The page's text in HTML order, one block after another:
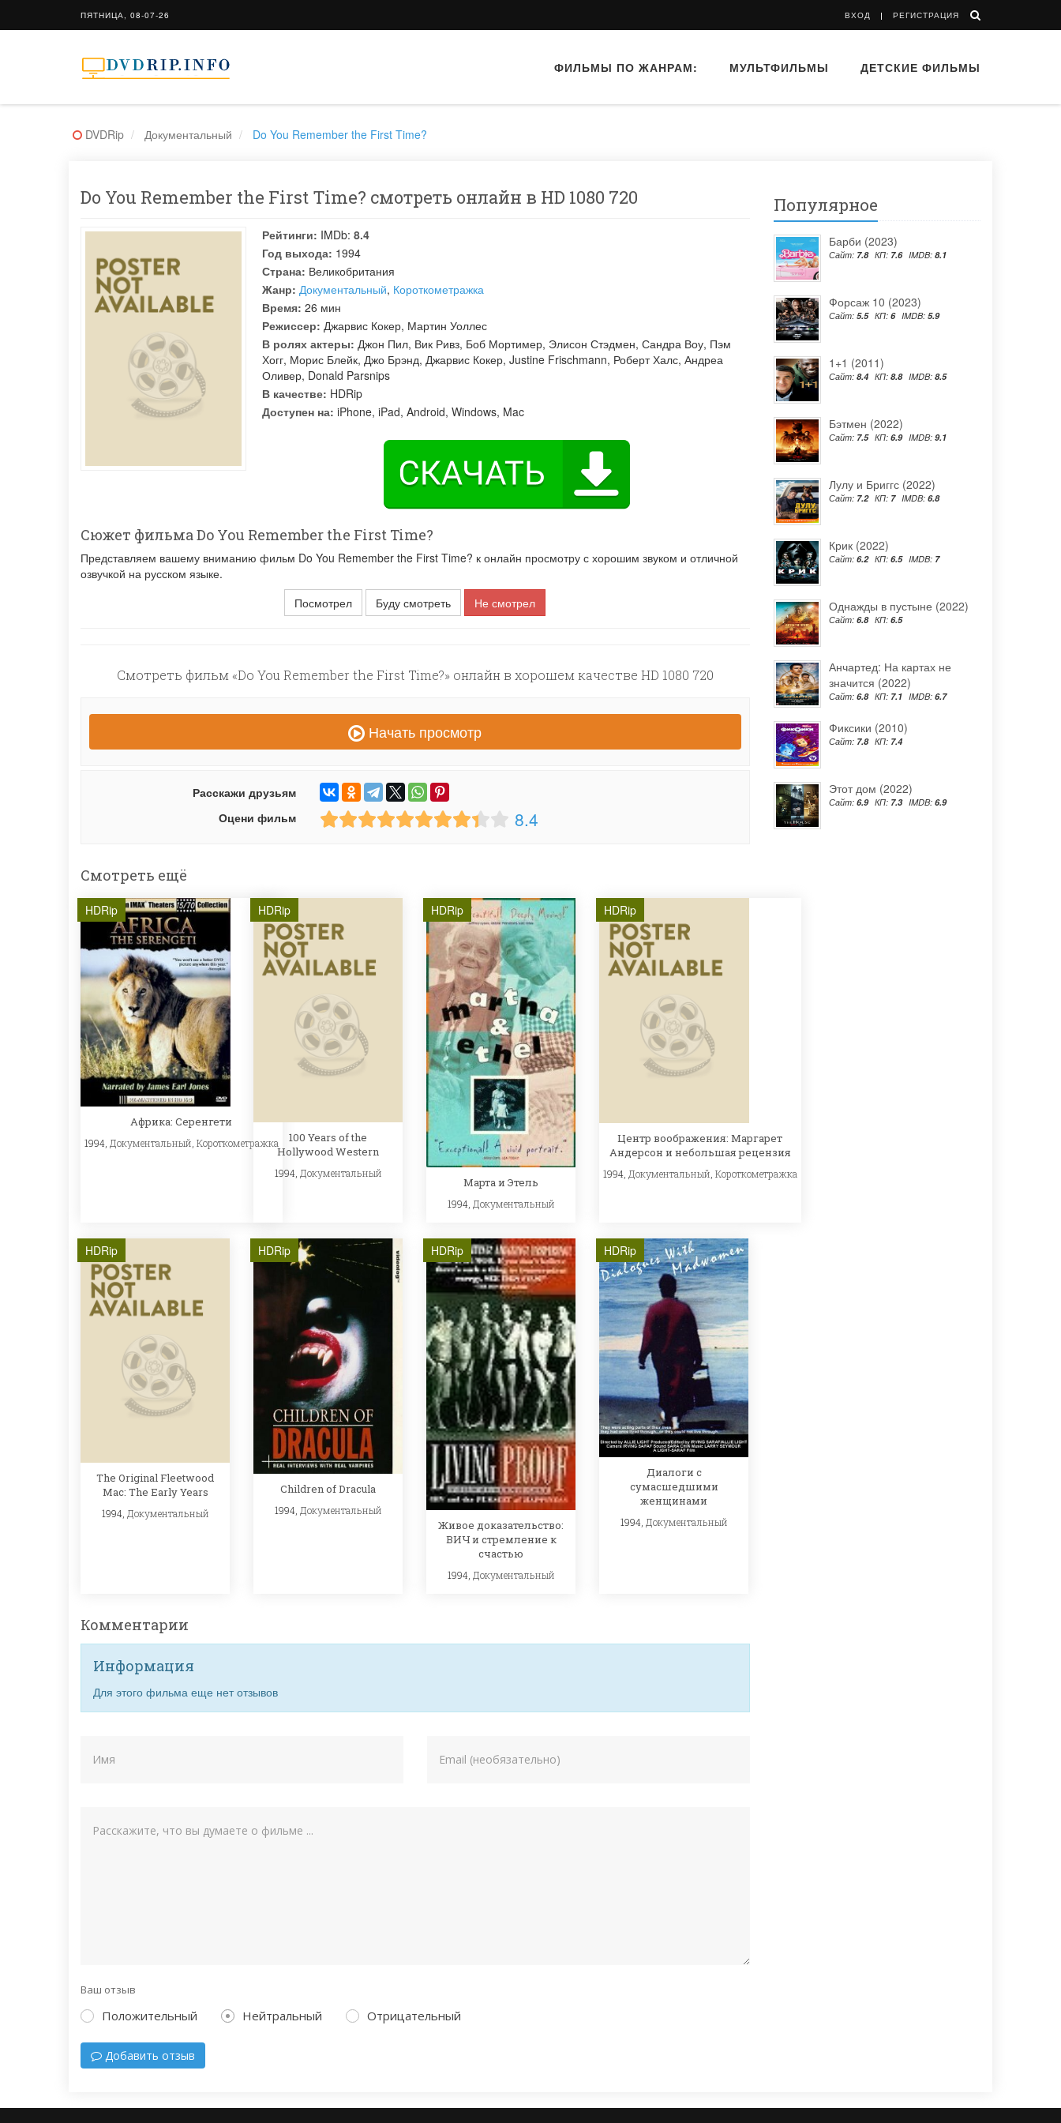
ПЯТНИЦА, 08-07-26 ВХОД РЕГИСТРАЦИЯ
ФИЛЬМЫ ПО ЖАНРАМ: МУЛЬТФИЛЬМЫ ДЕТСКИЕ ФИЛЬМЫ
DVDRip Документальный Do You Remember the First Time?
Do You Remember the First Time? смотреть онлайн в HD 1080 720
Рейтинги: IMDb: 8.4
Год выхода: 1994
Страна: Великобритания
Жанр: Документальный, Короткометражка
Время: 26 мин
Режиссер: Джарвис Кокер, Мартин Уоллес
В ролях актеры: Джон Пил, Вик Ривз, Боб Мортимер, Элисон Стэдмен, Сандра Воу, Пэм
Хогг, Морис Блейк, Джо Брэнд, Джарвис Кокер, Justine Frischmann, Роберт Халс, Андреа
Оливер, Donald Parsnips
В качестве: HDRip
Доступен на: iPhone, iPad, Android, Windows, Mac
Сюжет фильма Do You Remember the First Time?
Представляем вашему вниманию фильм Do You Remember the First Time? к онлайн просмотру с хорошим звуком и отличной
озвучкой на русском языке.
Посмотрел
Буду смотреть Не смотрел
Смотреть фильм «Do You Remember the First Time?» онлайн в хорошем качестве HD 1080 720
Начать просмотр
Расскажи друзьям
Оцени фильм
8.4
Смотреть ещё
HDRip
Африка: Серенгети
1994, Документальный Короткометражка
HDRip
100 Years of the
Hollywood Western
1994, Документальный
HDRip
Марта и Этель
1994, Документальный
HDRip
Центр воображения: Маргарет
Андерсон и небольшая рецензия
1994, Документальный Короткометражка
HDRip
The Original Fleetwood
Mac: The Early Years
1994, Документальный
HDRip
Children of Dracula
1994, Документальный
HDRip
Живое доказательство:
ВИЧ и стремление к
счастью
1994, Документальный
HDRip
Диалоги с
сумасшедшими
женщинами
1994, Документальный
Комментарии
Информация
Для этого фильма еще нет отзывов
Ваш отзыв
Положительный Нейтральный Отрицательный
Добавить отзыв
Популярное
Барби (2023)
Сайт: 7.8 КП: 7.6 IMDB: 8.1
Форсаж 10 (2023)
Сайт: 5.5 КП: 6 IMDB: 5.9
1+1 (2011)
Сайт: 8.4 КП: 8.8 IMDB: 8.5
Бэтмен (2022)
Сайт: 7.5 КП: 6.9 IMDB: 9.1
Лулу и Бриггс (2022)
Сайт: 7.2 КП: 7 IMDB: 6.8
Крик (2022)
Сайт: 6.2 КП: 6.5 IMDB: 7
Однажды в пустыне (2022)
Сайт: 6.8 КП: 6.5
Анчартед: На картах не
значится (2022)
Сайт: 6.8 КП: 7.1 IMDB: 6.7
Фиксики (2010)
Сайт: 7.8 КП: 7.4
Этот дом (2022)
Сайт: 6.9 КП: 7.3 IMDB: 6.9